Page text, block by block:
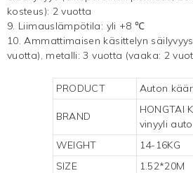
kosteus): 2 vuotta
9. Liimauslämpötila: yli +8 ℃
10. Ammattimaisen käsittelyn
vuotta), metalli: 3 vuotta (vaaka: 2
PRODUCT Auton
BRAND
HONGTAI
vinyyli
WEIGHT
14-16KG
SIZE
1.52*20M